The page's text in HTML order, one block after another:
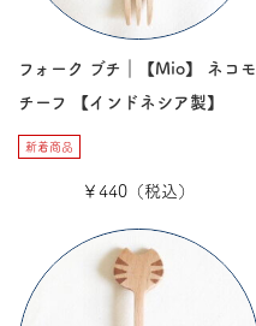
フォーク ブチ｜【Mio】 ネコモ
チーフ 【インドネシア製】
新着商品
￥440（税込）